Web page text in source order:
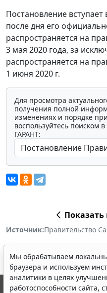
Постановление вступает
после дня его
распространяется на
3 мая 2020 года, за
распространяется на
1 июня 2020 г.
Для просмотра
получения полной
изменениях и порядке
воспользуйтесь поиском
ГАРАНТ:
Источник:Правительство
Мы обрабатываем
браузера и используем
аналитики в целях
работоспособности сайта,